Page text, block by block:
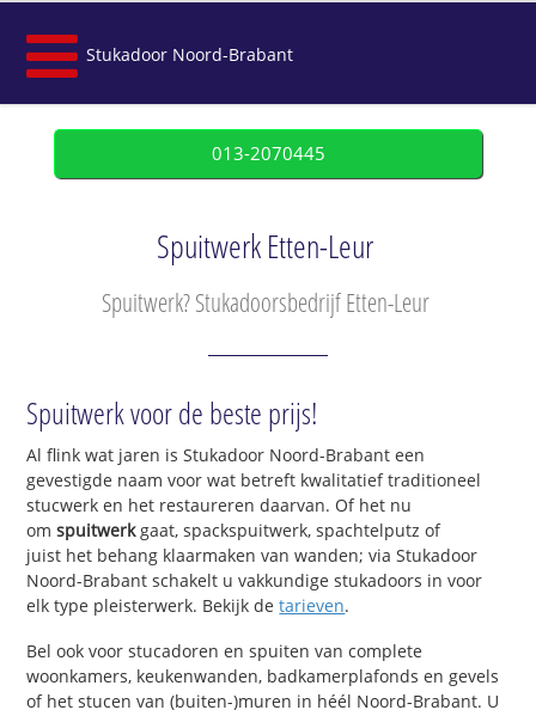
Stukadoor Noord-Brabant
013-2070445
Spuitwerk Etten-Leur
Spuitwerk? Stukadoorsbedrijf Etten-Leur
Spuitwerk voor de beste prijs!
Al flink wat jaren is Stukadoor Noord-Brabant een
gevestigde naam voor wat betreft kwalitatief traditioneel
stucwerk en het restaureren daarvan. Of het nu
omspuitwerkgaat, spackspuitwerk, spachtelputz of
juist het behang klaarmaken van wanden; via Stukadoor
Noord-Brabant schakelt u vakkundige stukadoors in voor
elk type pleisterwerk. Bekijk detarieven.
Bel ook voor stucadoren en spuiten van complete
woonkamers, keukenwanden, badkamerplafonds en gevels
of het stucen van (buiten-)muren in héél Noord-Brabant. U